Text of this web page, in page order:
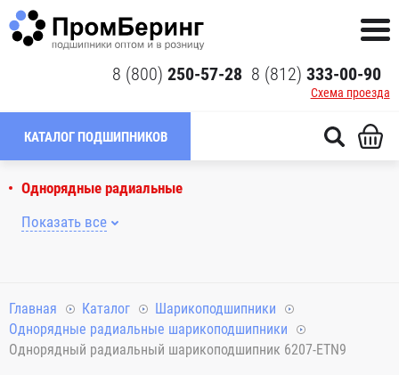
8 (800) 250-57-28 8 (812) 333-00-90
Схема проезда
КАТАЛОГ ПОДШИПНИКОВ
Однорядные радиальные
Показать все
Главная Каталог
Шарикоподшипники
Однорядные радиальные шарикоподшипники
Однорядный радиальный шарикоподшипник 6207-ETN9